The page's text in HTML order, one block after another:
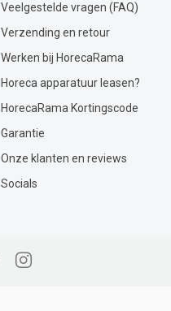
Veelgestelde vragen (FAQ)
Verzending en retour
Werken bij HorecaRama
Horeca apparatuur leasen?
HorecaRama Kortingscode
Garantie
Onze klanten en reviews
Socials